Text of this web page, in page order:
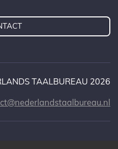
TAALBUREAU 2026